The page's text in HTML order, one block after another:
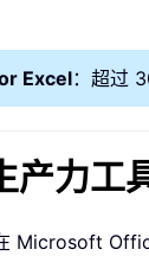
Excel：超过
产力工
Microsoft